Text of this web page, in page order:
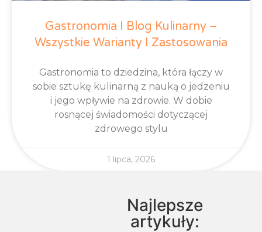
Gastronomia I Blog Kulinarny –
Wszystkie Warianty I Zastosowania
Gastronomia to dziedzina, która łączy w
sobie sztukę kulinarną z nauką o jedzeniu
i jego wpływie na zdrowie. W dobie
rosnącej świadomości dotyczącej
zdrowego stylu
1 lipca, 2026
Najlepsze
artykuły: